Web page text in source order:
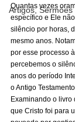
Artigos, Sermões
Quantas vezes
específico e Ele
silêncio por horas,
mesmo anos.
por esse processo
percebemos o
anos do período
o Antigo
Examinando o livro
que Cristo foi para